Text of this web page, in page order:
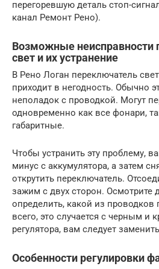
перегоревшую деталь стоп-
канал Ремонт Рено).
Возможные неисправности
свет и их устранение
В Рено Логан переключатель
приходит в негодность. Обычно
неполадок с проводкой. Могут
одновременно как все фонари,
габаритные.
Чтобы устранить эту проблему,
минус с аккумулятора, а затем
открутить переключатель.
зажим с двух сторон. Осмотрите
определить, какой из
всего, это случается с черным и
регулятора, вам следует
Особенности регулировки